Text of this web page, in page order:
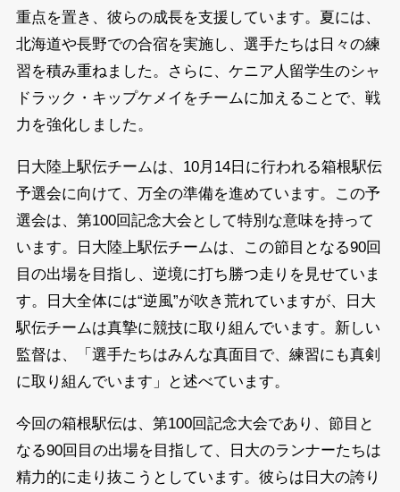
重点を置き、彼らの成長を支援しています。夏には、
北海道や長野での合宿を実施し、選手たちは日々の練
習を積み重ねました。さらに、ケニア人留学生のシャ
ドラック・キップケメイをチームに加えることで、戦
力を強化しました。
日大陸上駅伝チームは、10月14日に行われる箱根駅伝
予選会に向けて、万全の準備を進めています。この予
選会は、第100回記念大会として特別な意味を持って
います。日大陸上駅伝チームは、この節目となる90回
目の出場を目指し、逆境に打ち勝つ走りを見せていま
す。日大全体には“逆風”が吹き荒れていますが、日大
駅伝チームは真摯に競技に取り組んでいます。新しい
監督は、「選手たちはみんな真面目で、練習にも真剣
に取り組んでいます」と述べています。
今回の箱根駅伝は、第100回記念大会であり、節目と
なる90回目の出場を目指して、日大のランナーたちは
精力的に走り抜こうとしています。彼らは日大の誇り